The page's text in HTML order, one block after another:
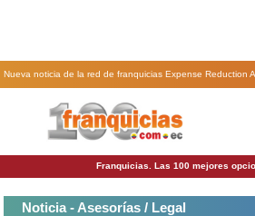
Nueva noticia de la red de franquicias Expense Reduction
en Latinoamérica aumenta y se
Franquicias. Las 100 mejores
Noticia - Asesorías / Legal